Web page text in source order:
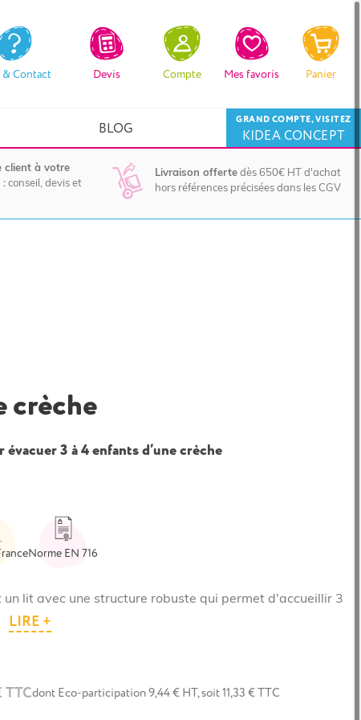
Contact Devis Compte Mes favoris Panier
BLOG KIDEA CONCEPT
GRAND COMPTE, VISITEZ
client à votre
: conseil, devis et
Livraison offerte dès 650€ HT d'achat
hors références précisées dans les CGV
crèche
évacuer 3 à 4 enfants d’une crèche
Norme EN 716
un lit avec une structure robuste qui permet d'accueillir 3
LIRE +
TTCdont Eco-participation 9,44 € HT, soit 11,33 € TTC